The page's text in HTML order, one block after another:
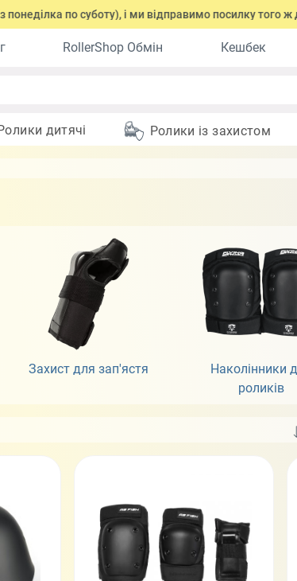
і ми відправимо посилку того ж дня.
RollerShop Обмін Кешбек
дитячі Ролики із захистом
Захист для зап'ястя
Наколінники
роликів